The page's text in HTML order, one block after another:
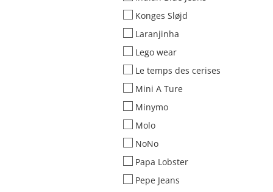
Konges Sløjd
Laranjinha
Lego wear
Le temps des cerises
Mini A Ture
Minymo
Molo
NoNo
Papa Lobster
Pepe Jeans